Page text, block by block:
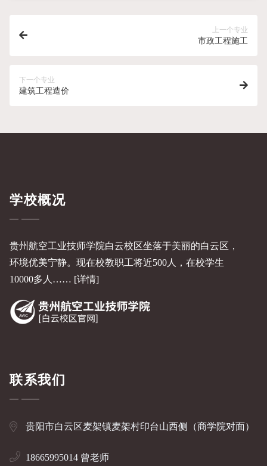
上一个专业
市政工程施工
下一个专业
建筑工程造价
学校概况
贵州航空工业技师学院白云校区坐落于美丽的白云区，
环境优美宁静。现在校教职工将近500人，在校学生
10000多人…… [详情]
联系我们
贵阳市白云区麦架镇麦架村印台山西侧（商学院对面）
18665995014 曾老师